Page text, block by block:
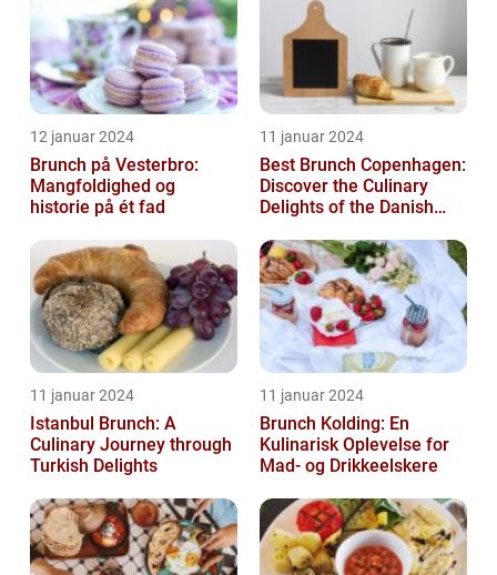
12 januar 2024
Brunch på Vesterbro:
Mangfoldighed og
historie på ét fad
11 januar 2024
Best Brunch Copenhagen:
Discover the Culinary
Delights of the Danish
11 januar 2024
Istanbul Brunch: A
Culinary Journey through
Turkish Delights
11 januar 2024
Brunch Kolding: En
Kulinarisk Oplevelse for
Mad- og Drikkeelskere